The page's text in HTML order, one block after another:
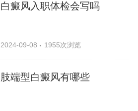
白癜风入职体检会写吗
2024-09-08 1955次浏览
肢端型白癜风有哪些